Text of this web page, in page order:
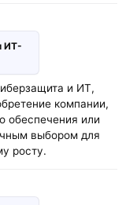
ИТ-
и ИТ,
компании,
обеспечения или
выбором для
росту.